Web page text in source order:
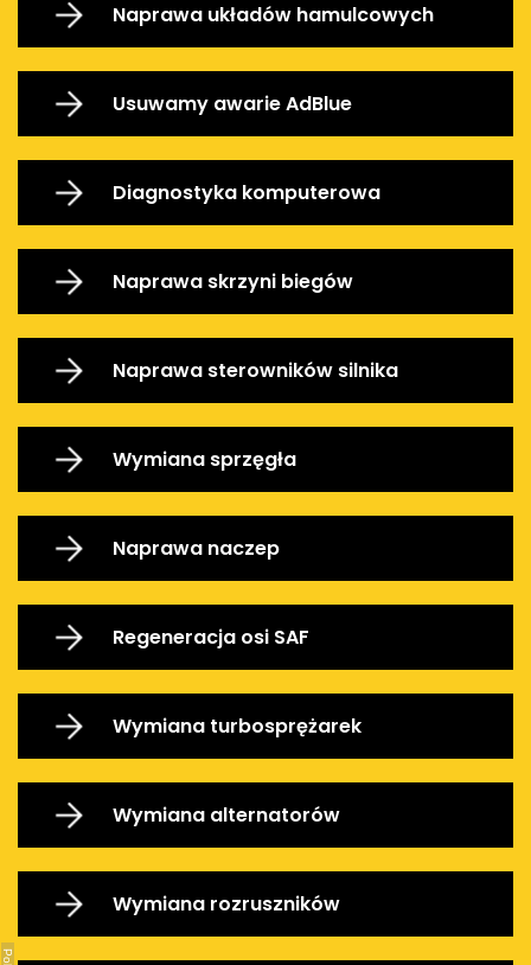
Naprawa układów hamulcowych
Usuwamy awarie AdBlue
Diagnostyka komputerowa
Naprawa skrzyni biegów
Naprawa sterowników silnika
Wymiana sprzęgła
Naprawa naczep
Regeneracja osi SAF
Wymiana turbosprężarek
Wymiana alternatorów
Wymiana rozruszników